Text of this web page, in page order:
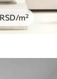
RSD/m²